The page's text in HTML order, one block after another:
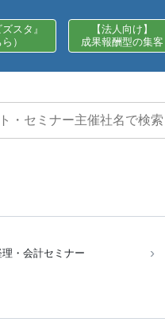
スタ』
）
【法人向け】
成果報酬型の集客
理・会計セミナー